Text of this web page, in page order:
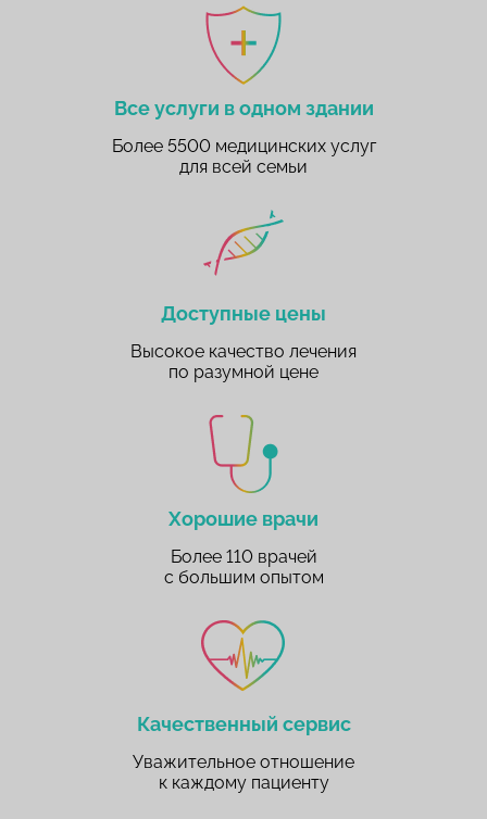
Все услуги в одном здании
Более 5500 медицинских услуг
для всей семьи
Доступные цены
Высокое качество лечения
по разумной цене
Хорошие врачи
Более 110 врачей
с большим опытом
Качественный сервис
Уважительное отношение
к каждому пациенту